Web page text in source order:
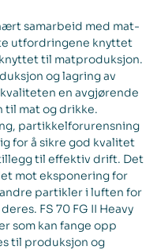
samarbeid med mat-
utfordringene knyttet
til matproduksjon.
og lagring av
en avgjørende
til mat og drikke.
partikkelforurensning
for å sikre god kvalitet
til effektiv drift. Det
mot eksponering for
partikler i luften for
FS 70 FG II Heavy
som kan fange opp
til produksjon og